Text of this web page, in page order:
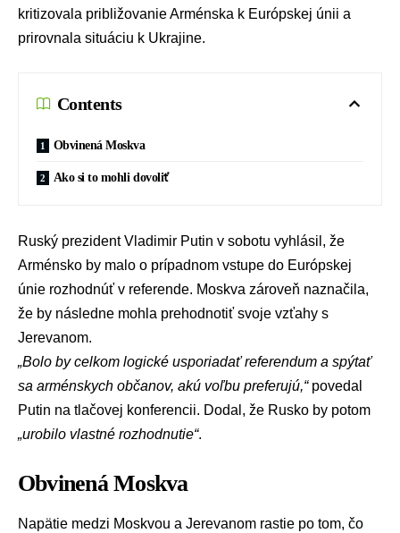
kritizovala približovanie Arménska k Európskej únii a
prirovnala situáciu k Ukrajine.
Contents
Obvinená Moskva
Ako si to mohli dovoliť
Ruský prezidentVladimir Putin v sobotu vyhlásil, že
Arménsko by malo o prípadnom vstupe do Európskej
únie rozhodnúť v referende. Moskva zároveň naznačila,
že by následne mohla prehodnotiť svoje vzťahy s
Jerevanom.
„Bolo by celkom logické usporiadať referendum a spýtať
sa arménskych občanov, akú voľbu preferujú,“povedal
Putin na tlačovej konferencii. Dodal, že Rusko by potom
„urobilo vlastné rozhodnutie“.
Obvinená Moskva
Napätie medzi Moskvou a Jerevanom rastie po tom, čo